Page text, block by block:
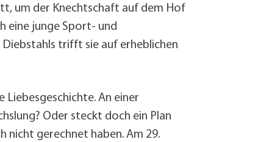
um der Knechtschaft auf dem Hof
eine junge Sport- und
trifft sie auf erheblichen
Liebesgeschichte. An einer
Oder steckt doch ein Plan
nicht gerechnet haben. Am 29.